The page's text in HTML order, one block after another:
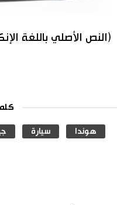
(النص الأصلي باللغة
هوندا سيارة